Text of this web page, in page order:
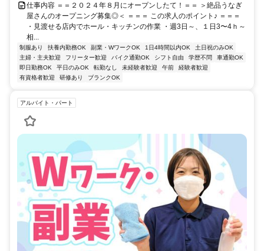
仕事内容 ＝＝２０２４年８月にオープンしたて！＝＝ ＞絶品うなぎ
屋さんのオープニング募集◎＜ ＝＝＝ この求人のポイント♪ ＝＝＝
・見渡せる店内でホール・キッチンの作業 ・週3日～、１日3〜4ｈ～
相...
制服あり 扶養内勤務OK 副業・WワークOK 1日4時間以内OK
土日祝のみOK
主婦・主夫歓迎
フリーター歓迎 バイク通勤OK シフト自由 学歴不問
車通勤OK
即日勤務OK
平日のみOK 転勤なし 未経験者歓迎 午前
経験者歓迎
有資格者歓迎
研修あり ブランクOK
アルバイト・パート